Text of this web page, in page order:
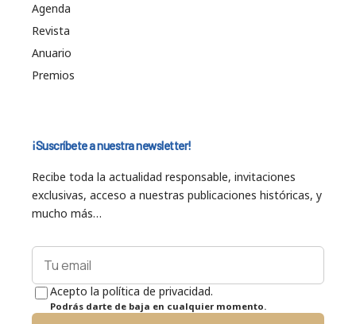
Agenda
Revista
Anuario
Premios
¡Suscríbete a nuestra newsletter!
Recibe toda la actualidad responsable, invitaciones
exclusivas, acceso a nuestras publicaciones históricas, y
mucho más…
Acepto la política de privacidad.
Podrás darte de baja en cualquier momento.